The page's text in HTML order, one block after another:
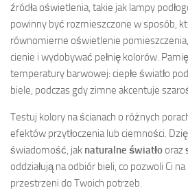
źródła oświetlenia, takie jak lampy
powinny być rozmieszczone w sposób,
równomierne oświetlenie
cienie i wydobywać pełnię kolorów.
temperatury barwowej: ciepłe światło
biele, podczas gdy zimne akcentuje
Testuj kolory na ścianach o różnych
efektów przytłoczenia lub ciemności.
świadomość, jak naturalne światłooraz
oddziałują na odbiór bieli, co pozwoli Ci
przestrzeni do Twoich potrzeb.